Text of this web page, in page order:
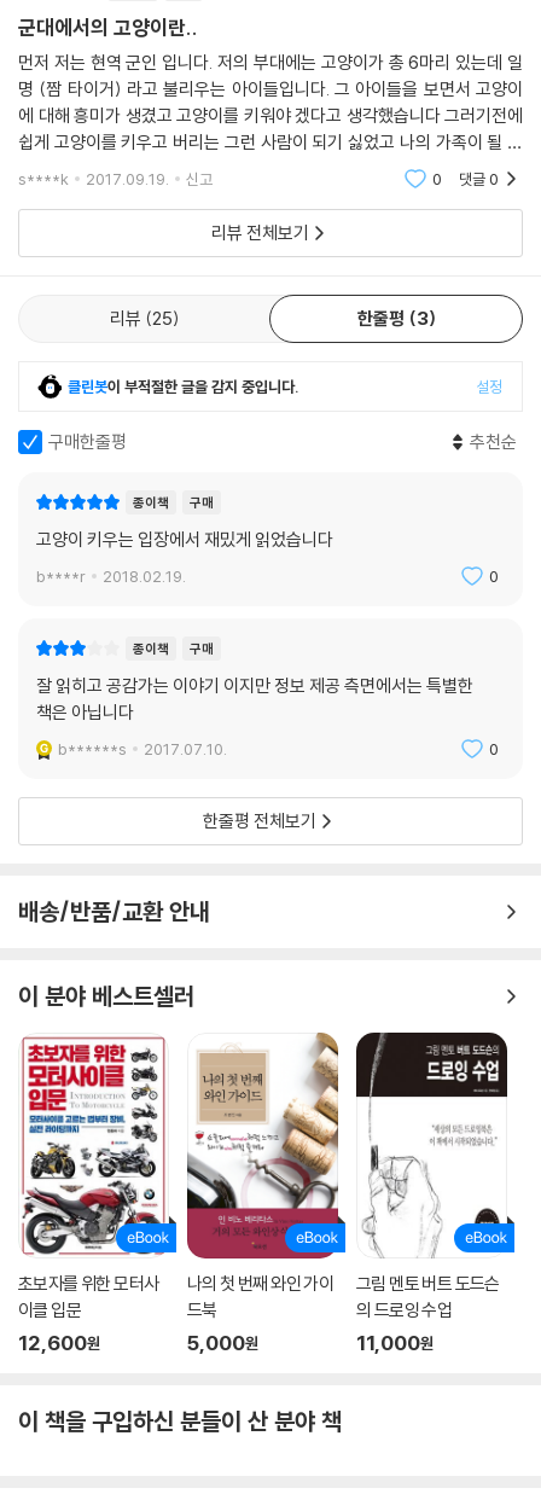
군대에서의 고양이란..
먼저 저는 현역 군인 입니다. 저의 부대에는 고양이가 총 6마리 있는데 일
명 (짬 타이거) 라고 불리우는 아이들입니다. 그 아이들을 보면서 고양이
에 대해 흥미가 생겼고 고양이를 키워야 겠다고 생각했습니다 그러기전에
쉽게 고양이를 키우고 버리는 그런 사람이 되기 싫었고 나의 가족이 될 아
이여서 먼저 알아보자는 생각으로 책을 구매하게 되었습니다. 책의 내용은
s****k 2017.09.19. 신고 0 댓글0
리뷰 전체보기
리뷰 25 한줄평 3
클린봇이 부적절한 글을 감지 중입니다. 설정
구매한줄평 추천순
종이책 구매
고양이 키우는 입장에서 재밌게 읽었습니다
b****r 2018.02.19. 0
종이책 구매
잘 읽히고 공감가는 이야기 이지만 정보 제공 측면에서는 특별한
책은 아닙니다
b******s 2017.07.10. 0
한줄평 전체보기
배송/반품/교환 안내
이 분야 베스트셀러
초보자를 위한 모터사
이클 입문
12,600원
나의 첫 번째 와인 가이
드북
5,000원
그림 멘토 버트 도드슨
의 드로잉 수업
11,000원
이 책을 구입하신 분들이 산 분야 책